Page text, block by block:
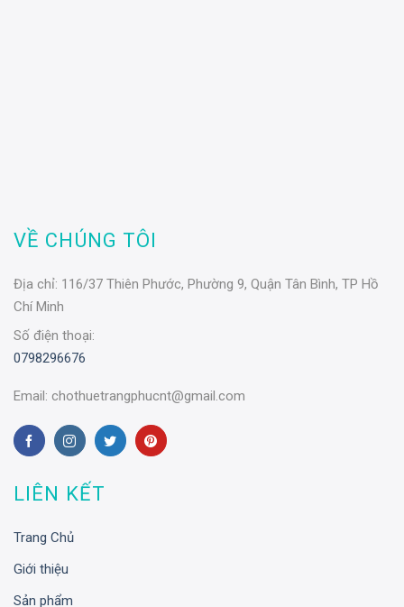
VỀ CHÚNG TÔI
Địa chỉ: 116/37 Thiên Phước, Phường 9, Quận Tân Bình, TP Hồ
Chí Minh
Số điện thoại:
0798296676
Email: chothuetrangphucnt@gmail.com
LIÊN KẾT
Trang Chủ
Giới thiệu
Sản phẩm